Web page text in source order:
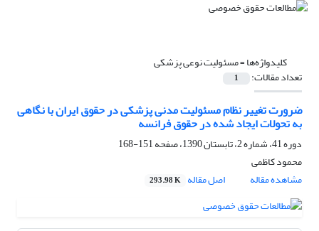
کلیدواژه‌ها =مسئولیت نوعی پزشکی
تعداد مقالات: 1
ضرورت تغییر نظام مسئولیت مدنی پزشکی در حقوق ایران با نگاهی
به تحولات ایجاد شده در حقوق فرانسه
دوره 41، شماره 2، تابستان 1390، صفحه
151-168
محمود کاظمی
مشاهده مقاله
اصل مقاله 293.98 K